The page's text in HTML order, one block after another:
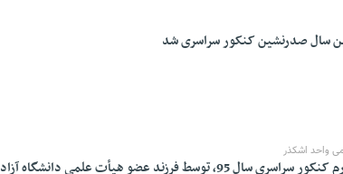
واحد اشکذر
کسب رتبه چهارم کنکور سراسری سال 95، توسط فرزند عضو هیأت علمی دانشگاه آزاد